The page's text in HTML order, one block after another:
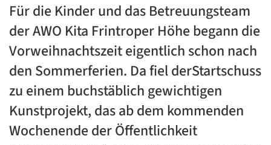
Für die Kinder und das Betreuungsteam
der AWO Kita Frintroper Höhe begann die
Vorweihnachtszeit eigentlich schon nach
den Sommerferien. Da fiel derStartschuss
zu einem buchstäblich gewichtigen
Kunstprojekt, das ab dem kommenden
Wochenende der Öffentlichkeit